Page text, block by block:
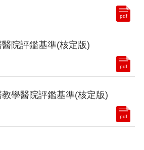
pdf
院評鑑基準(核定版)
pdf
學醫院評鑑基準(核定版)
pdf